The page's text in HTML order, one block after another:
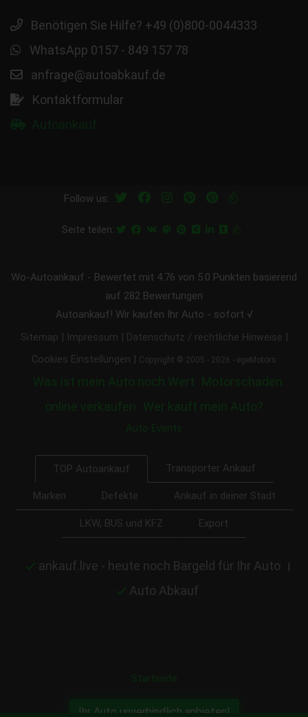
Benötigen Sie Hilfe? +49 (0)800-0044333
WhatsApp 0157 - 849 157 78
anfrage@autoabkauf.de
Kontaktformular
Follow us:
Seite teilen:
Wo-Autoankauf - Bewertet mit 4.76 von 5.0 Punkten basierend
auf 282 Bewertungen
Autoankauf! Wir kaufen Ihr Auto - sofort √
Sitemap Impressum Datenschutz / rechtliche Hinweise
Cookies Einstellungen Copyright © 2005 - 2026 - egeMotors
Was ist mein Auto noch Wert Motorschaden
online verkaufen
Wer kauft mein Auto?
Auto Events
TOP Autoankauf Transporter Ankauf
Marken Defekte Ankauf in deiner Stadt
LKW, BUS und KFZ Export
ankauf.live - heute noch Bargeld für Ihr Auto
Auto Abkauf
Startseite
Ihr Auto unverbindlich anbieten!